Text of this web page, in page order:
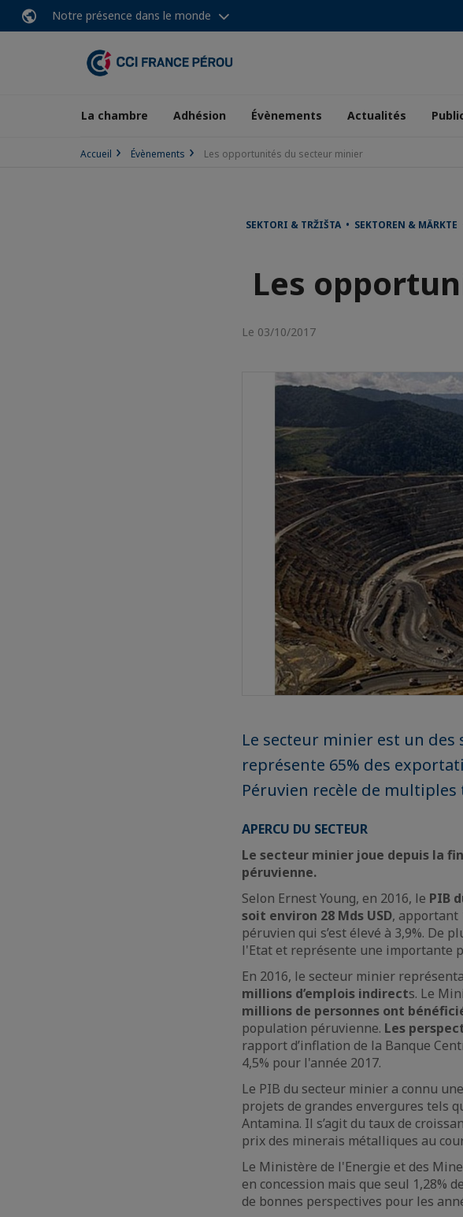
Notre présence dans le monde
La chambre Adhésion Évènements Actualités
Accueil Évènements Les opportunités du secteur minier
SEKTORI & TRŽIŠTA • SEKTOREN &
Les
Le 03/10/2017
Le secteur minier est un
représente 65% des
Péruvien recèle de multiples
APERCU DU SECTEUR
Le secteur minier joue depuis la
péruvienne.
Selon Ernest Young, en 2016, le PIB
soit environ 28 Mds USD, apportant
péruvien qui s’est élevé à 3,9%. De
l'Etat et représente une importante
En 2016, le secteur minier
millions d’emplois indirects. Le
millions de personnes ont
population péruvienne. Les
rapport d’inflation de la Banque
4,5% pour l'année 2017.
Le PIB du secteur minier a connu une
projets de grandes envergures tels
Antamina. Il s’agit du taux de
prix des minerais métalliques au
Le Ministère de l'Energie et des
en concession mais que seul 1,28%
de bonnes perspectives pour les